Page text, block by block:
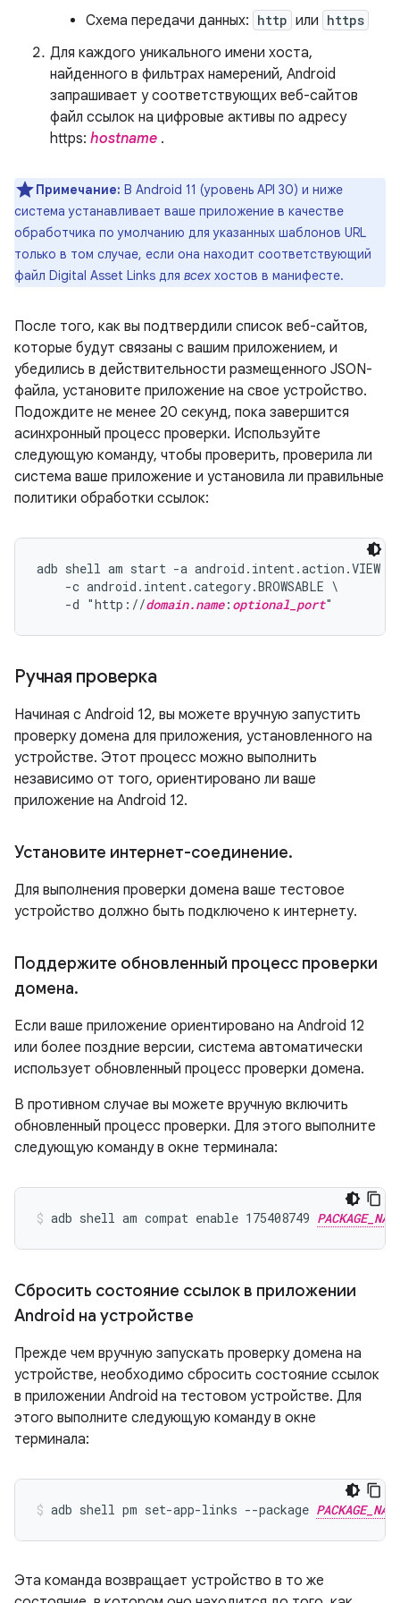
Схема передачи данных: http или https
Для каждого уникального имени хоста,
найденного в фильтрах намерений, Android
запрашивает у соответствующих веб-сайтов
файл ссылок на цифровые активы по адресу
https: hostname .
Примечание: В Android 11 (уровень API 30) и ниже
система устанавливает ваше приложение в качестве
обработчика по умолчанию для указанных шаблонов URL
только в том случае, если она находит соответствующий
файл Digital Asset Links для всех хостов в манифесте.
После того, как вы подтвердили список веб-сайтов,
которые будут связаны с вашим приложением, и
убедились в действительности размещенного JSON-
файла, установите приложение на свое устройство.
Подождите не менее 20 секунд, пока завершится
асинхронный процесс проверки. Используйте
следующую команду, чтобы проверить, проверила ли
система ваше приложение и установила ли правильные
политики обработки ссылок:
adb shell am start -a android.intent.action.VIEW \
    -c android.intent.category.BROWSABLE \
    -d "http://
domain.name: optional_port
Ручная проверка
Начиная с Android 12, вы можете вручную запустить
проверку домена для приложения, установленного на
устройстве. Этот процесс можно выполнить
независимо от того, ориентировано ли ваше
приложение на Android 12.
Установите интернет-соединение.
Для выполнения проверки домена ваше тестовое
устройство должно быть подключено к интернету.
Поддержите обновленный процесс проверки
домена.
Если ваше приложение ориентировано на Android 12
или более поздние версии, система автоматически
использует обновленный процесс проверки домена.
В противном случае вы можете вручную включить
обновленный процесс проверки. Для этого выполните
следующую команду в окне терминала:
adb shell am compat enable 175408749
Сбросить состояние ссылок в приложении
Android на устройстве
Прежде чем вручную запускать проверку домена на
устройстве, необходимо сбросить состояние ссылок
в приложении Android на тестовом устройстве. Для
этого выполните следующую команду в окне
терминала:
adb shell pm set-app-links --package
Эта команда возвращает устройство в то же